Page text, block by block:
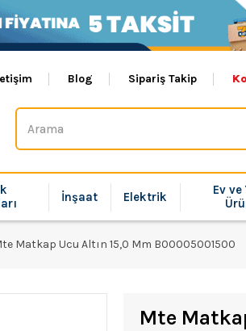
Blog Sipariş Takip
İnşaat Elektrik
Ev ve
Matkap Ucu Altın 15,0 Mm B00005001500
Mte